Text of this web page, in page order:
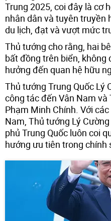
Trung 2025, coi đây là cơ
nhân dân và tuyên truyền
du lịch, đạt và vượt mức
Thủ tướng cho rằng, hai
bất đồng trên biển, không
hưởng đến quan hệ hữu
Thủ tướng Trung Quốc Lý
công tác đến Vân Nam
Phạm Minh Chính. Với
Nam, Thủ tướng Lý
phủ Trung Quốc luôn coi
hướng ưu tiên trong chính